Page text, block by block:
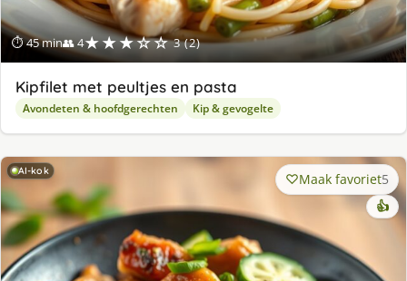
⏱ 45 min👥 4★★★☆☆ 3 (2)
Kipfilet met peultjes en pasta
Avondeten & hoofdgerechten Kip & gevogelte
AI-kok Maak favoriet5
👍